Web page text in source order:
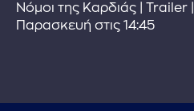
Νόμοι της Καρδιάς | Trailer
Παρασκευή στις 14:45